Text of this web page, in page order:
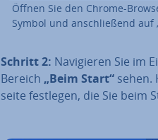
Öffnen Sie den Chrome-
Symbol und an­schlie­ßend auf
Schritt 2: Na­vi­gie­ren Sie im
Bereich „Beim Start“ sehen.
sei­te festlegen, die Sie beim